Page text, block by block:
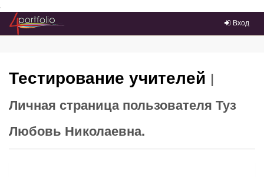
Преейти на главное меню
Вход
Тестирование учителей |
Личная страница пользователя Туз
Любовь Николаевна.